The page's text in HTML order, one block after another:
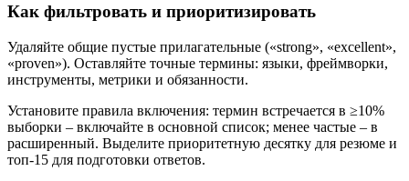
Как фильтровать и приоритизировать
Удаляйте общие пустые прилагательные («strong», «excellent»,
«proven»). Оставляйте точные термины: языки, фреймворки,
инструменты, метрики и обязанности.
Установите правила включения: термин встречается в ≥10%
выборки – включайте в основной список; менее частые – в
расширенный. Выделите приоритетную десятку для резюме и
топ‑15 для подготовки ответов.